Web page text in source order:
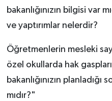
bakanlığınızın bilgisi var
ve yaptırımlar nelerdir?
Öğretmenlerin mesleki
özel okullarda hak
bakanlığınızın
mıdır?"